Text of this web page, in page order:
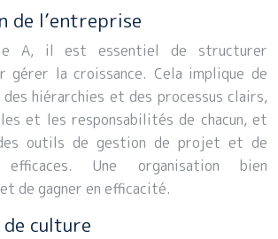
de l’entreprise
A, il est essentiel de structurer
gérer la croissance. Cela implique de
hiérarchies et des processus clairs,
et les responsabilités de chacun, et
des outils de gestion de projet et de
efficaces. Une organisation bien
de gagner en efficacité.
de culture